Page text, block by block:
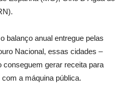
balanço anual entregue pelas
Nacional, essas cidades –
conseguem gerar receita para
a máquina pública.